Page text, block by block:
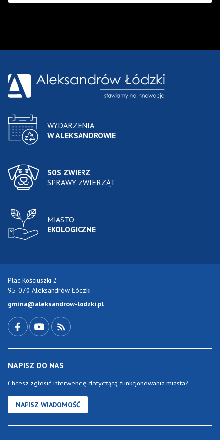
WYDARZENIA
W ALEKSANDROWIE
SOS ZWIERZ
SPRAWY ZWIERZĄT
MIASTO
EKOLOGICZNE
Plac Kościuszki 2
95-070 Aleksandrów Łódzki
gmina@aleksandrow-lodzki.pl
NAPISZ DO NAS
Chcesz zgłosić interwencję dotyczącą funkcjonowania miasta?
NAPISZ WIADOMOŚĆ